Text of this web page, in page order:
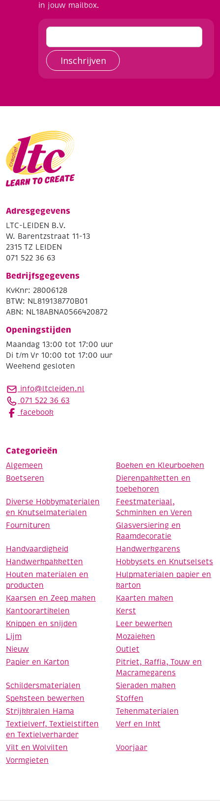
in jouw mailbox.
Inschrijven
Adresgegevens
LTC-LEIDEN B.V.
W. Barentzstraat 11-13
2315 TZ LEIDEN
071 522 36 63
Bedrijfsgegevens
KvKnr: 28006128
BTW: NL819138770B01
ABN: NL18ABNA0566420872
Openingstijden
Maandag 13:00 tot 17:00 uur
Di t/m Vr 10:00 tot 17:00 uur
Weekend gesloten
info@ltcleiden.nl
071 522 36 63
facebook
Categorieën
Algemeen
Boeken en Kleurboeken
Boetseren
Dierenpakketten en
toebehoren
Diverse Hobbymaterialen
en Knutselmaterialen
Feestmateriaal,
Schminken en Veren
Fournituren
Glasversiering en
Raamdecoratie
Handvaardigheid
Handwerkgarens
Handwerkpakketten
Hobbysets en Knutselsets
Houten materialen en
producten
Hulpmaterialen papier en
karton
Kaarsen en Zeep maken
Kaarten maken
Kantoorartikelen
Kerst
Knippen en snijden
Leer bewerken
Lijm
Mozaieken
Nieuw
Outlet
Papier en Karton
Pitriet, Raffia, Touw en
Macramegarens
Schildersmaterialen
Sieraden maken
Speksteen bewerken
Stoffen
Strijkkralen Hama
Tekenmaterialen
Textielverf, Textielstiften
en Textielverharder
Verf en Inkt
Vilt en Wolvilten
Voorjaar
Vormgieten